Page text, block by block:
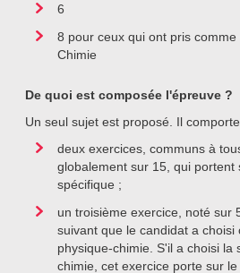
6
8 pour ceux qui ont pris
Chimie
De quoi est composée l'épreuve ?
Un seul sujet est proposé. Il
deux exercices, communs à
globalement sur 15, qui portent
spécifique ;
un troisième exercice, noté sur
suivant que le candidat a choisi
physique-chimie. S'il a choisi la
chimie, cet exercice porte sur